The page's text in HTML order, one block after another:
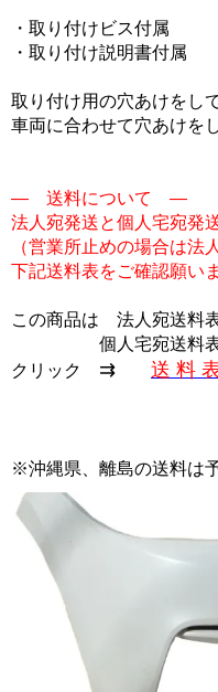
・取り付けビス付属
・取り付け説明書付属
取り付け用の穴あけをし
車両に合わせて穴あけを
― 送料について ―
法人宛発送と個人宅宛発
（営業所止めの場合は法
下記送料表をご確認願いま
この商品は 法人宛送料
個人宅宛送料
クリック ⇉ 送 料
※沖縄県、離島の送料は